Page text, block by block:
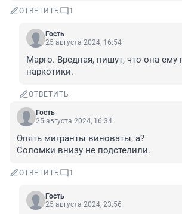
ОТВЕТИТЬ 1
Гость
25 августа 2024, 16:54
Марго. Вредная, пишут, что она ему
наркотики.
ОТВЕТИТЬ
Гость
25 августа 2024, 16:34
Опять мигранты виноваты, а?
Соломки внизу не подстелили.
ОТВЕТИТЬ 1
Гость
25 августа 2024, 23:56